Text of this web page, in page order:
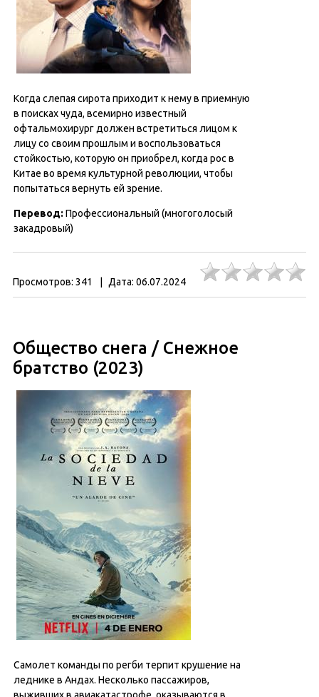
Когда слепая сирота приходит к нему в приемную
в поисках чуда, всемирно известный
офтальмохирург должен встретиться лицом к
лицу со своим прошлым и воспользоваться
стойкостью, которую он приобрел, когда рос в
Китае во время культурной революции, чтобы
попытаться вернуть ей зрение.
Перевод: Профессиональный (многоголосый
закадровый)
Просмотров: 341 Дата: 06.07.2024
Общество снега / Снежное
братство (2023)
Самолет команды по регби терпит крушение на
леднике в Андах. Несколько пассажиров,